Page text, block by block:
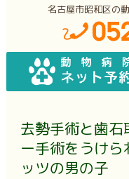
名古屋市昭和区の
去勢手術と歯
ー手術をうけ
ッツの男の子